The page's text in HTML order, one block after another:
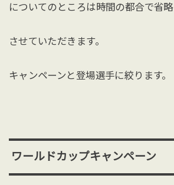
についてのところは時間の都合で省略
させていただきます。
キャンペーンと登場選手に絞ります。
ワールドカップキャンペーン